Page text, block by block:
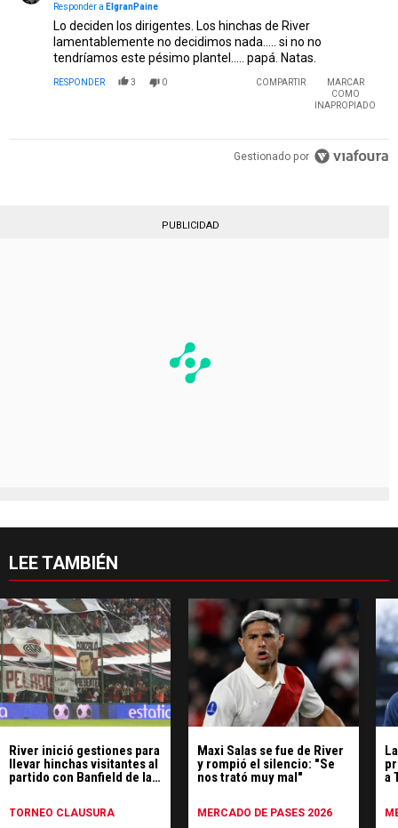
Responder a ElgranPaine
Lo deciden los dirigentes. Los hinchas de River
lamentablemente no decidimos nada….. si no no
tendríamos este pésimo plantel….. papá. Natas.
RESPONDER 3 0 COMPARTIR
MARCAR
COMO
INAPROPIADO
Gestionado por
PUBLICIDAD
LEE TAMBIÉN
River inició gestiones para
llevar hinchas visitantes al
partido con Banfield de la
TORNEO CLAUSURA
Maxi Salas se fue de River
y rompió el silencio: "Se
nos trató muy mal"
MERCADO DE PASES 2026
a